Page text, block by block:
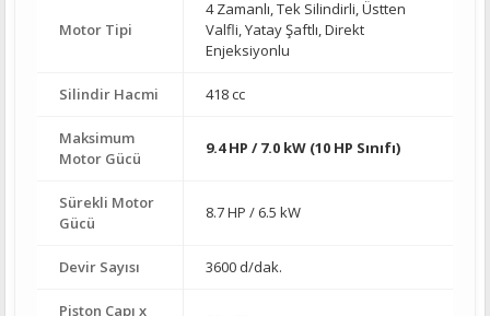
Motor Tipi
4 Zamanlı, Tek Silindirli, Üstten
Valfli, Yatay Şaftlı, Direkt
Enjeksiyonlu
Silindir Hacmi 418 cc
Maksimum
Motor Gücü
9.4 HP / 7.0 kW (10 HP Sınıfı)
Sürekli Motor
Gücü
8.7 HP / 6.5 kW
Devir Sayısı 3600 d/dak.
Piston Çapı x